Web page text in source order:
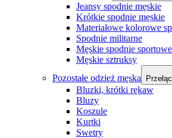
Jeansy spodnie męskie
Krótkie spodnie męskie
Materiałowe kolorowe
Spodnie militarne
Męskie spodnie sportowe
Męskie sztruksy
Pozostałe odzież męska
Bluzki, krótki rękaw
Bluzy
Koszule
Kurtki
Swetry